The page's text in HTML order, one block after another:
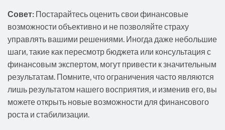
Совет: Постарайтесь оценить свои финансовые
возможности объективно и не позволяйте страху
управлять вашими решениями. Иногда даже небольшие
шаги, такие как пересмотр бюджета или консультация с
финансовым экспертом, могут привести к значительным
результатам. Помните, что ограничения часто являются
лишь результатом нашего восприятия, и изменив его, вы
можете открыть новые возможности для финансового
роста и стабилизации.